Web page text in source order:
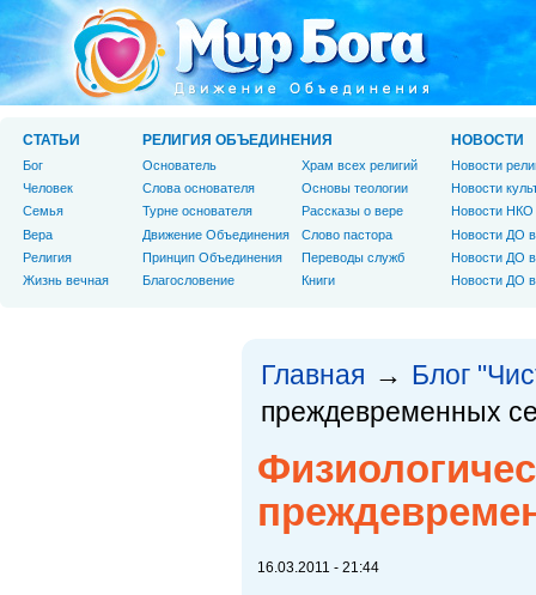
Главная → Блог
преждевременных
16.03.2011 - 21:44
СТАТЬИ
Бог
Человек
Cемья
Вера
Религия
Жизнь вечная
РЕЛИГИЯ ОБЪЕДИНЕНИЯ
Основатель
Слова основателя
Турне основателя
Движение Объединения
Принцип Объединения
Благословение
Храм всех религий
Основы теологии
Рассказы о вере
Слово пастора
Переводы служб
Книги
НОВОСТИ
Новости
Новости
Новости НКО
Новости ДО
Новости ДО
Новости ДО